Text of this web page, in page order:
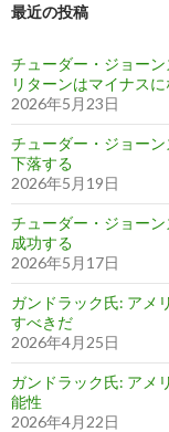
最近の投稿
チューダー・ジョー
リターンはマイナスに
2026年5月23日
チューダー・ジョー
下落する
2026年5月19日
チューダー・ジョー
成功する
2026年5月17日
ガンドラック氏: アメ
すべきだ
2026年4月25日
ガンドラック氏: アメ
能性
2026年4月22日